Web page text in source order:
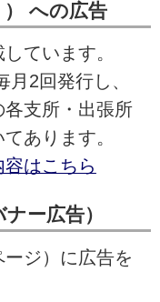
への広告
ています。
2回発行し、
支所・出張所
あります。
はこちら
ー広告）
ジ）に広告を